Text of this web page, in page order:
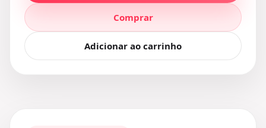
Comprar
Adicionar ao carrinho